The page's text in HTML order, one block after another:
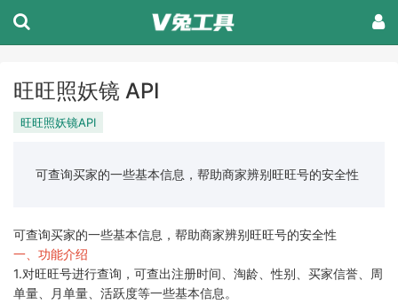
旺旺照妖镜 API
旺旺照妖镜API
可查询买家的一些基本信息，帮助商家辨别旺旺号的安全性
可查询买家的一些基本信息，帮助商家辨别旺旺号的安全性
一、功能介绍
1.对旺旺号进行查询，可查出注册时间、淘龄、性别、买家信誉、周
单量、月单量、活跃度等一些基本信息。